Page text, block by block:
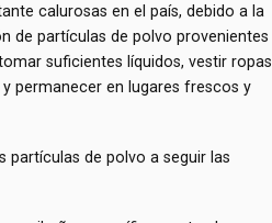
calurosas en el país, debido a la
de partículas de polvo provenientes
suficientes líquidos, vestir ropas
permanecer en lugares frescos y
partículas de polvo a seguir las